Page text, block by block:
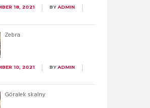
18, 2021 BYADMIN
Zebra
10, 2021 BYADMIN
Góralek skalny